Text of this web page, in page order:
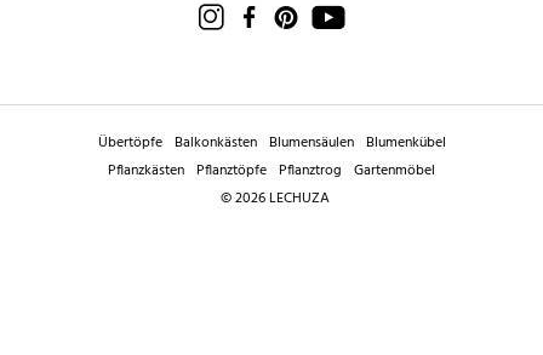
Übertöpfe Balkonkästen Blumensäulen Blumenkübel
Pflanzkästen Pflanztöpfe Pflanztrog Gartenmöbel
© 2026 LECHUZA